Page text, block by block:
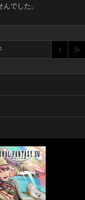
でした。